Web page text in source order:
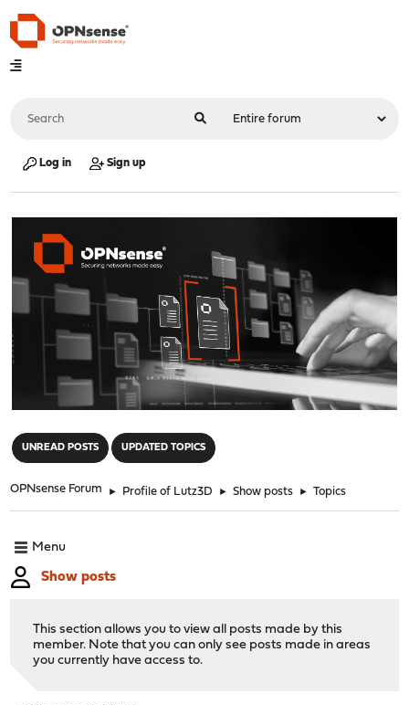
Log in Sign up
UNREAD POSTS UPDATED TOPICS
OPNsense Forum ► Profile of Lutz3D ► Show posts ► Topics
Menu
Show posts
This section allows you to view all posts made by this
member. Note that you can only see posts made in areas
you currently have access to.